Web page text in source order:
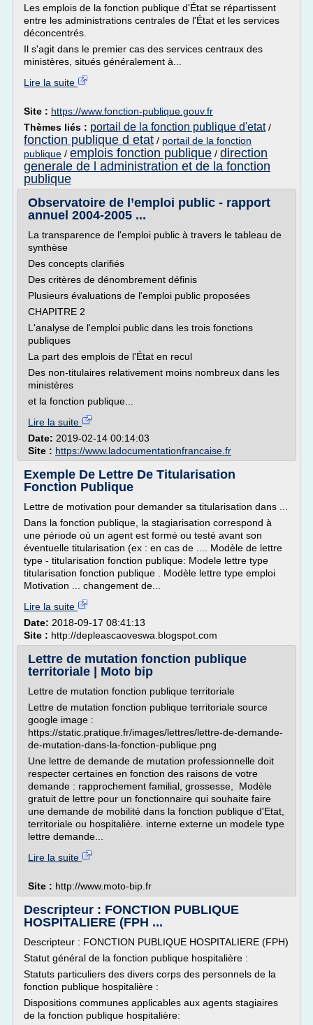
Les emplois de la fonction publique d'État se répartissent
entre les administrations centrales de l'État et les services
déconcentrés.
Il s'agit dans le premier cas des services centraux des
ministères, situés généralement à...
Lire la suite
Site : https://www.fonction-publique.gouv.fr
Thèmes liés : portail de la fonction publique d'etat/
fonction publique d etat / portail de la fonction
publique / emplois fonction publique / direction
generale de l administration et de la fonction
publique
Observatoire de l’emploi public - rapport
annuel 2004-2005 ...
La transparence de l'emploi public à travers le tableau de
synthèse
Des concepts clarifiés
Des critères de dénombrement définis
Plusieurs évaluations de l'emploi public proposées
CHAPITRE 2
L'analyse de l'emploi public dans les trois fonctions
publiques
La part des emplois de l'État en recul
Des non-titulaires relativement moins nombreux dans les
ministères
et la fonction publique...
Lire la suite
Date: 2019-02-14 00:14:03
Site : https://www.ladocumentationfrancaise.fr
Exemple De Lettre De Titularisation
Fonction Publique
Lettre de motivation pour demander sa titularisation dans ...
Dans la fonction publique, la stagiarisation correspond à
une période où un agent est formé ou testé avant son
éventuelle titularisation (ex : en cas de .... Modèle de lettre
type - titularisation fonction publique: Modele lettre type
titularisation fonction publique . Modèle lettre type emploi
Motivation ... changement de...
Lire la suite
Date: 2018-09-17 08:41:13
Site : http://depleascaoveswa.blogspot.com
Lettre de mutation fonction publique
territoriale | Moto bip
Lettre de mutation fonction publique territoriale
Lettre de mutation fonction publique territoriale source
google image :
https://static.pratique.fr/images/lettres/lettre-de-demande-
de-mutation-dans-la-fonction-publique.png
Une lettre de demande de mutation professionnelle doit
respecter certaines en fonction des raisons de votre
demande : rapprochement familial, grossesse, Modèle
gratuit de lettre pour un fonctionnaire qui souhaite faire
une demande de mobilité dans la fonction publique d'Etat,
territoriale ou hospitalière. interne externe un modele type
lettre demande...
Lire la suite
Site : http://www.moto-bip.fr
Descripteur : FONCTION PUBLIQUE
HOSPITALIERE (FPH ...
Descripteur : FONCTION PUBLIQUE HOSPITALIERE (FPH)
Statut général de la fonction publique hospitalière :
Statuts particuliers des divers corps des personnels de la
fonction publique hospitalière :
Dispositions communes applicables aux agents stagiaires
de la fonction publique hospitalière: